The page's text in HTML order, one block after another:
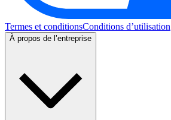
Termes et conditionsConditions d’utilisation
À propos de l’entreprise